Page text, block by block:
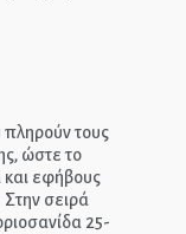
πληρούν τους
ώστε το
και εφήβους
Στην σειρά
25-